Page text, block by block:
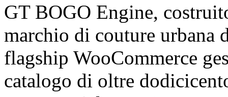
GT BOGO Engine,
marchio di couture urbana
flagship WooCommerce
catalogo di oltre